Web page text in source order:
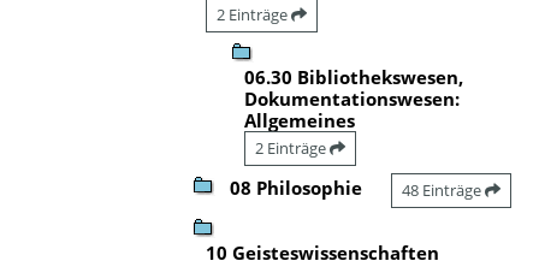
2 Einträge
06.30 Bibliothekswesen,
Dokumentationswesen:
Allgemeines
2 Einträge
08 Philosophie 48 Einträge
10 Geisteswissenschaften